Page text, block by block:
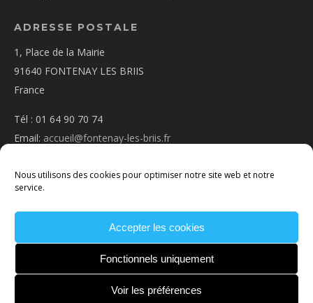
Nous utilisons des cookies pour optimiser notre site web et notre
service.
Accepter les cookies
Fonctionnels uniquement
Voir les préférences
ADRESSE POSTALE
1, Place de la Mairie
91640 FONTENAY LES BRIIS
France
Tél : 01 64 90 70 74
Email: accueil@fontenay-les-briis.fr
NOUS CONTACTER
LÉGALES
POLITIQUE DE COOKIES
CONDITIONS
GÉNÉRALES